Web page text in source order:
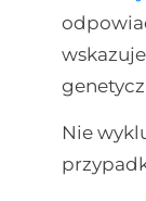
Nie